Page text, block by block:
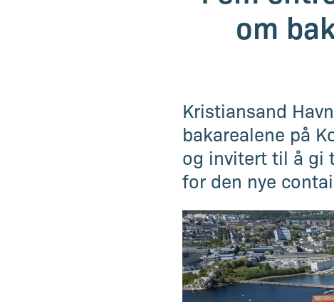
om
Kristiansand
bakarealene på
og invitert til å gi
for den nye